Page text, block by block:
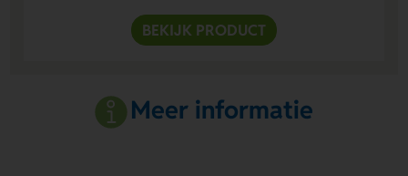
BEKIJK PRODUCT
Meer informatie